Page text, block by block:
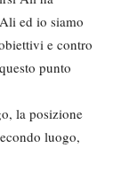
ed io siamo
e contro
punto
la posizione
luogo,